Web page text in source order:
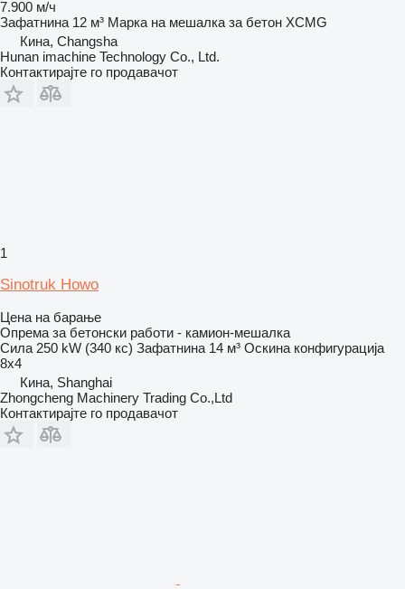
7.900 м/ч
Зафатнина 12 м³ Марка на мешалка за бетон XCMG
Кина, Changsha
Hunan imachine Technology Co., Ltd.
Контактирајте го продавачот
1
Sinotruk Howo
Цена на барање
Опрема за бетонски работи - камион-мешалка
Сила 250 kW (340 кс) Зафатнина 14 м³ Оскина конфигурација
8x4
Кина, Shanghai
Zhongcheng Machinery Trading Co.,Ltd
Контактирајте го продавачот